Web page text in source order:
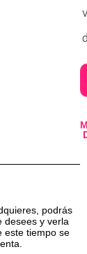
podrás
desees y verla
este tiempo se